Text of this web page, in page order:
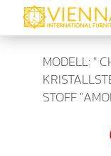
MODELL: "
STOFF